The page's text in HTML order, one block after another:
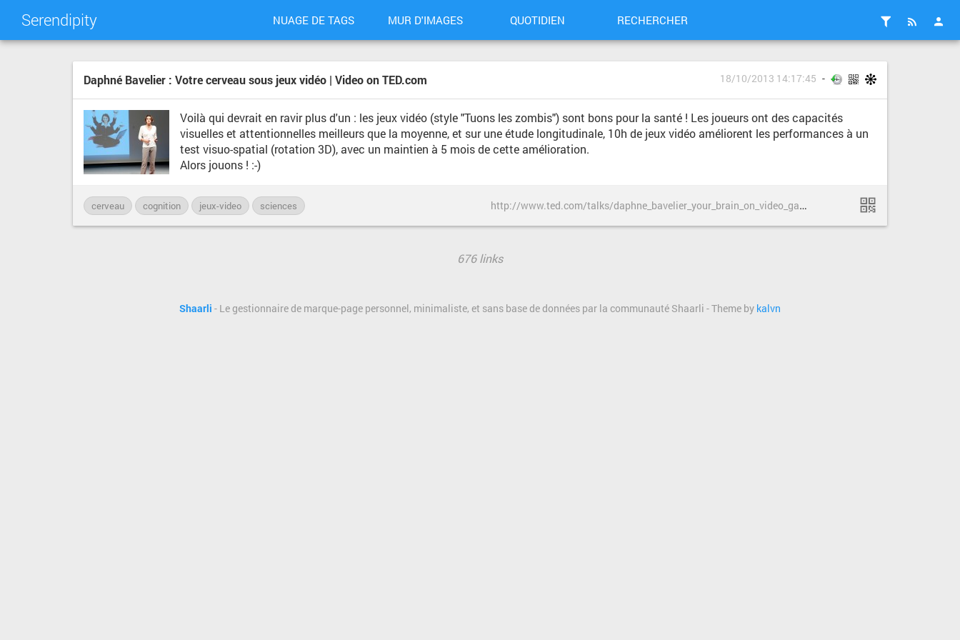
Serendipity NUAGE DE TAGS MUR D'IMAGES QUOTIDIEN RECHERCHER
Daphné Bavelier : Votre cerveau sous jeux vidéo | Video on TED.com 18/10/2013 14:17:45
Voilà qui devrait en ravir plus d'un : les jeux vidéo (style "Tuons les zombis") sont bons pour la santé ! Les joueurs ont des capacités
visuelles et attentionnelles meilleurs que la moyenne, et sur une étude longitudinale, 10h de jeux vidéo améliorent les performances à un
test visuo-spatial (rotation 3D), avec un maintien à 5 mois de cette amélioration.
Alors jouons ! :-)
cerveau cognition jeux-video sciences h
ttp://www.ted.com/talks/daphne_bavelier_your_brain_on_video_games.html
676 links
Shaarli - Le gestionnaire de marque-page personnel, minimaliste, et sans base de données par la communauté Shaarli - Theme by kalvn